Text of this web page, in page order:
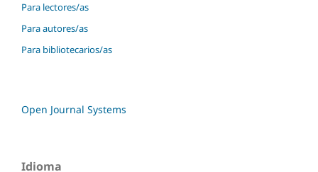
Para lectores/as
Para autores/as
Para bibliotecarios/as
Open Journal Systems
Idioma